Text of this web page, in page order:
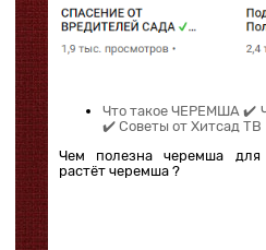
Что такое ЧЕРЕМША ✔️
✔️ Советы от Хитсад ТВ
Чем полезна черемша для
растёт черемша ?